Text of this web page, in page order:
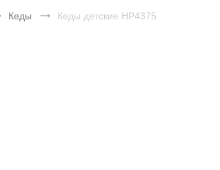
Кеды Кеды детские HP4375